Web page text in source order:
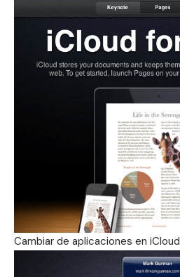
Cambiar de aplicaciones en iCloud